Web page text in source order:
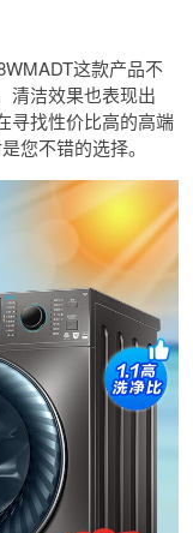
这款产品不
清洁效果也表现出
寻找性价比高的高端
您不错的选择。